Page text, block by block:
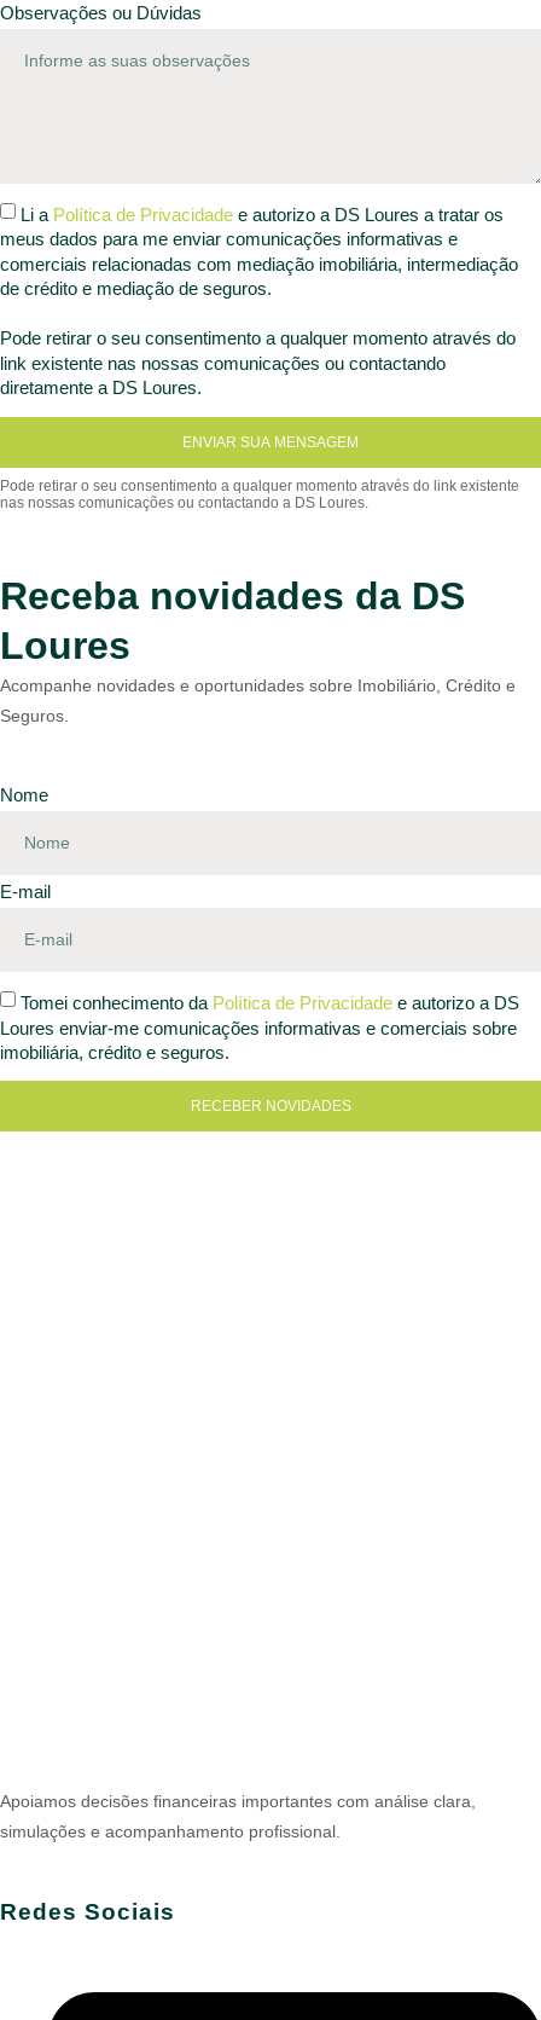
Observações ou Dúvidas
Li a Política de Privacidade e autorizo a DS Loures a tratar os
meus dados para me enviar comunicações informativas e
comerciais relacionadas com mediação imobiliária, intermediação
de crédito e mediação de seguros.
Pode retirar o seu consentimento a qualquer momento através do
link existente nas nossas comunicações ou contactando
diretamente a DS Loures.
ENVIAR SUA MENSAGEM
Receba novidades da DS
Loures
Acompanhe novidades e oportunidades sobre Imobiliário, Crédito e
Seguros.
Nome
E-mail
Tomei conhecimento da Política de Privacidade e autorizo a DS
Loures enviar-me comunicações informativas e comerciais sobre
imobiliária, crédito e seguros.
RECEBER NOVIDADES
Apoiamos decisões financeiras importantes com análise clara,
simulações e acompanhamento profissional.
Redes Sociais